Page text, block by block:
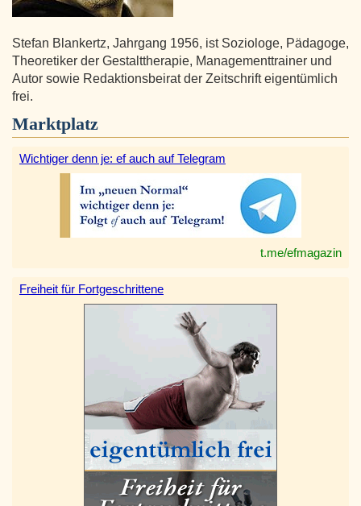
Stefan Blankertz, Jahrgang 1956, ist Soziologe, Pädagoge,
Theoretiker der Gestalttherapie, Managementtrainer und
Autor sowie Redaktionsbeirat der Zeitschrift eigentümlich
frei.
Marktplatz
Wichtiger denn je: ef auch auf Telegram
t.me/efmagazin
Freiheit für Fortgeschrittene